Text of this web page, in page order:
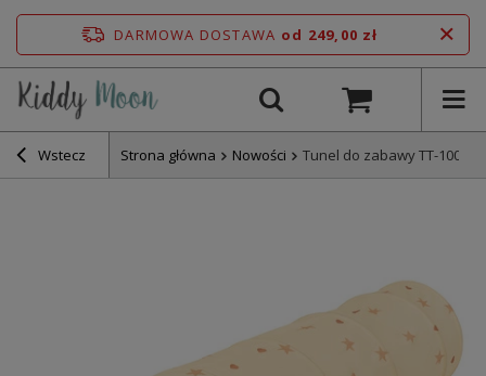
DARMOWA DOSTAWA od 249,00 zł
Wstecz Strona główna Nowości Tunel do zabawy TT-100X